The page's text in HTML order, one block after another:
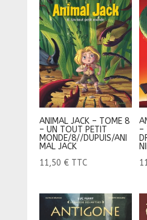
ANIMAL JACK – TOME 8
– UN TOUT PETIT
MONDE/8//DUPUIS/ANI
MAL JACK
11,50 € TTC
–